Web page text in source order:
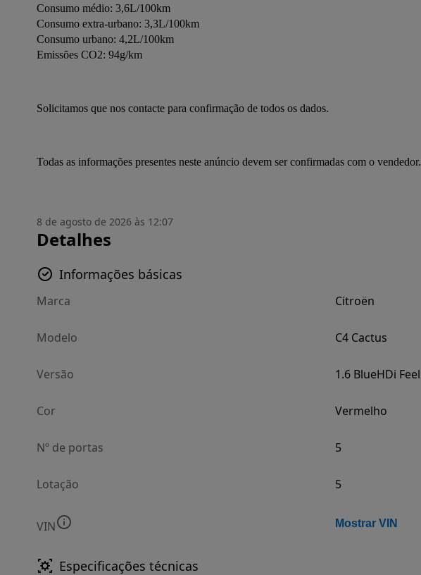
Consumo médio: 3,6L/100km
Consumo extra-urbano: 3,3L/100km
Consumo urbano: 4,2L/100km
Emissões CO2: 94g/km
Solicitamos que nos contacte para confirmação de todos os dados.
Todas as informações presentes neste anúncio devem ser confirmadas com o vendedor.
8 de agosto de 2026 às 12:07
Detalhes
Informações básicas
Marca Citroën
Modelo C4 Cactus
Versão 1.6 BlueHDi Feel
Cor Vermelho
Nº de portas 5
Lotação 5
VIN Mostrar VIN
Especificações técnicas